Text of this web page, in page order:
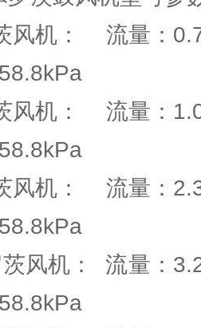
风机： 流量：
风机： 流量：
风机： 流量：
茨风机： 流量